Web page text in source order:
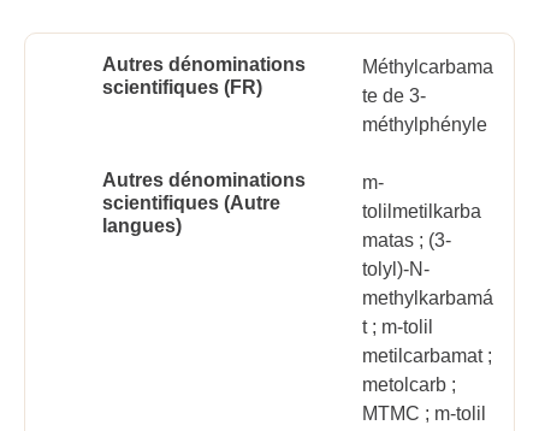
Autres dénominations
scientifiques (FR)
Méthylcarbama
te de 3-
méthylphényle
Autres dénominations
scientifiques (Autre
langues)
m-
tolilmetilkarba
matas ; (3-
tolyl)-N-
methylkarbamá
t ; m-tolil
metilcarbamat ;
metolcarb ;
MTMC ; m-tolil